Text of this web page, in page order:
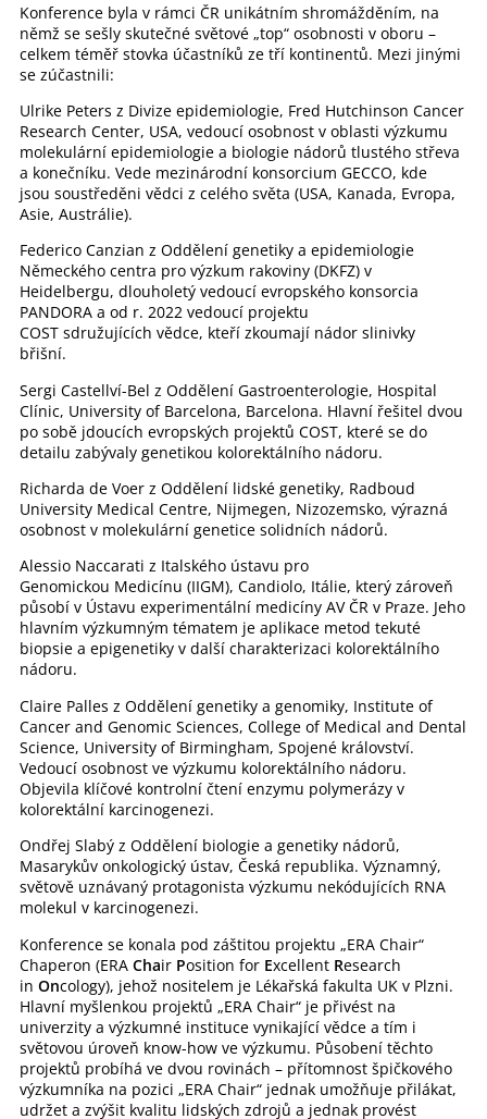
Konference byla v rámci ČR unikátním shromážděním, na
němž se sešly skutečné světové „top“ osobnosti v oboru –
celkem téměř stovka účastníků ze tří kontinentů. Mezi jinými
se zúčastnili:
Ulrike Peters z Divize epidemiologie, Fred Hutchinson Cancer
Research Center, USA, vedoucí osobnost v oblasti výzkumu
molekulární epidemiologie a biologie nádorů tlustého střeva
a konečníku. Vede mezinárodní konsorcium GECCO, kde
jsou soustředěni vědci z celého světa (USA, Kanada, Evropa,
Asie, Austrálie).
Federico Canzian z Oddělení genetiky a epidemiologie
Německého centra pro výzkum rakoviny (DKFZ) v
Heidelbergu, dlouholetý vedoucí evropského konsorcia
PANDORA a od r. 2022 vedoucí projektu
COST sdružujících vědce, kteří zkoumají nádor slinivky
břišní.
Sergi Castellví-Bel z Oddělení Gastroenterologie, Hospital
Clínic, University of Barcelona, Barcelona. Hlavní řešitel dvou
po sobě jdoucích evropských projektů COST, které se do
detailu zabývaly genetikou kolorektálního nádoru.
Richarda de Voer z Oddělení lidské genetiky, Radboud
University Medical Centre, Nijmegen, Nizozemsko, výrazná
osobnost v molekulární genetice solidních nádorů.
Alessio Naccarati z Italského ústavu pro
Genomickou Medicínu (IIGM), Candiolo, Itálie, který zároveň
působí v Ústavu experimentální medicíny AV ČR v Praze. Jeho
hlavním výzkumným tématem je aplikace metod tekuté
biopsie a epigenetiky v další charakterizaci kolorektálního
nádoru.
Claire Palles z Oddělení genetiky a genomiky, Institute of
Cancer and Genomic Sciences, College of Medical and Dental
Science, University of Birmingham, Spojené království.
Vedoucí osobnost ve výzkumu kolorektálního nádoru.
Objevila klíčové kontrolní čtení enzymu polymerázy v
kolorektální karcinogenezi.
Ondřej Slabý z Oddělení biologie a genetiky nádorů,
Masarykův onkologický ústav, Česká republika. Významný,
světově uznávaný protagonista výzkumu nekódujících RNA
molekul v karcinogenezi.
Konference se konala pod záštitou projektu „ERA Chair“
Chaperon (ERA Chair Position for Excellent Research
in Oncology), jehož nositelem je Lékařská fakulta UK v Plzni.
Hlavní myšlenkou projektů „ERA Chair“ je přivést na
univerzity a výzkumné instituce vynikající vědce a tím i
světovou úroveň know-how ve výzkumu. Působení těchto
projektů probíhá ve dvou rovinách – přítomnost špičkového
výzkumníka na pozici „ERA Chair“ jednak umožňuje přilákat,
udržet a zvýšit kvalitu lidských zdrojů a jednak provést